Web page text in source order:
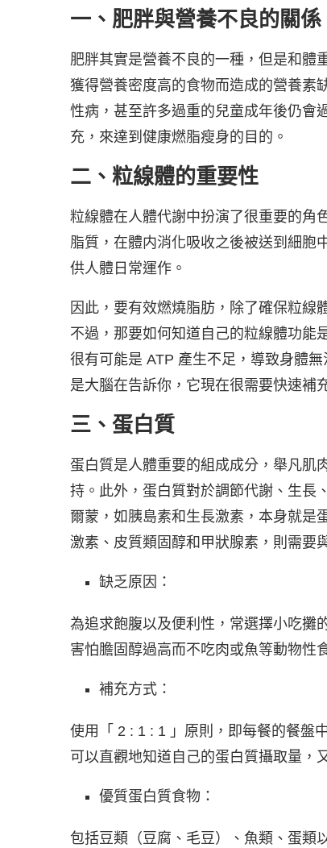
一、肥胖與營養不良的關係
肥胖其實是營養不良的一種，但是和體
獲得營養密度高的食物而造成的營養素
性病，甚至許多過重的兒童成年後仍會
充，來達到健康燃脂瘦身的目的。
二、粒線體的重要性
粒線體在人體代謝中扮演了很重要的角
脂質，在體内消化吸收之後被送到細胞
供人體日常運作。
因此，要有效燃燒脂肪，除了確保粒線
不過，那要如何知道自己的粒線體功能
很有可能是 ATP 產生不足，導致身體
是大腦在告訴你，它現在很需要快速補
三、蛋白質
蛋白質是人體重要的組成成分，舉凡肌
持。此外，蛋白質對於調節代謝、生長
爾蒙，如胰島素和生長激素，本身就是
激素、皮質類固醇和甲狀腺素，則需要
缺乏原因：
為追求飽腹以及便利性，常選擇小吃攤
害怕膽固醇過高而不吃肉或魚等動物性
補充方式：
使用「 2 : 1 : 1 」原則，即每餐的餐盤
可以直觀地知道自己的蛋白質攝取量，
優質蛋白質食物：
包括豆類（豆腐、毛豆）、魚類、蛋類